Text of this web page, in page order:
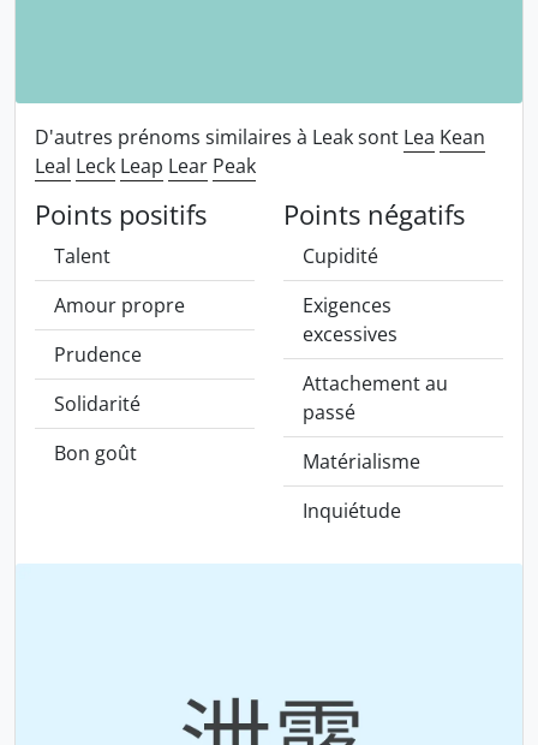
D'autres prénoms similaires à Leak sont Lea Kean
Leal Leck Leap Lear Peak
Points positifs
Talent
Amour propre
Prudence
Solidarité
Bon goût
Points négatifs
Cupidité
Exigences
excessives
Attachement au
passé
Matérialisme
Inquiétude